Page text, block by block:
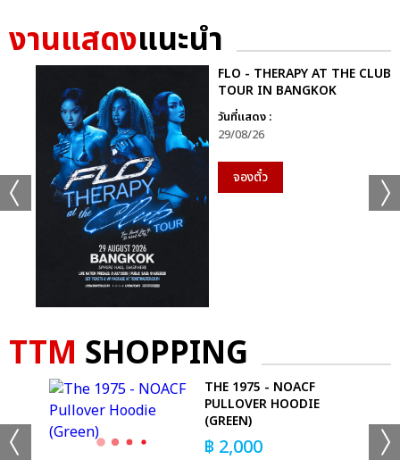
งานแสดงแนะนำ
FLO - THERAPY AT THE CLUB
TOUR IN BANGKOK
วันที่แสดง :
29/08/26
จองตั๋ว
TTM SHOPPING
THE 1975 - NOACF
PULLOVER HOODIE
(GREEN)
฿ 2,000